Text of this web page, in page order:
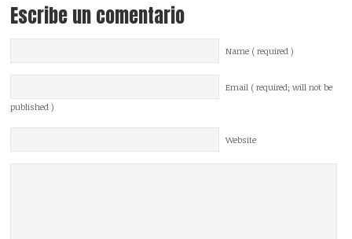
Escribe un comentario
Name ( required )
Email ( required; will not be
published )
Website